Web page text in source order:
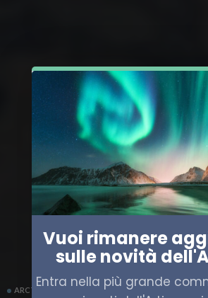
ARCTICSPACE EUROPA SCIENZA
Vuoi rimanere
sulle novità
Entra nella più grande